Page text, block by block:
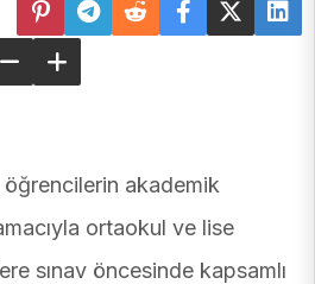
akademik
ortaokul ve lise
sınav öncesinde kapsamlı